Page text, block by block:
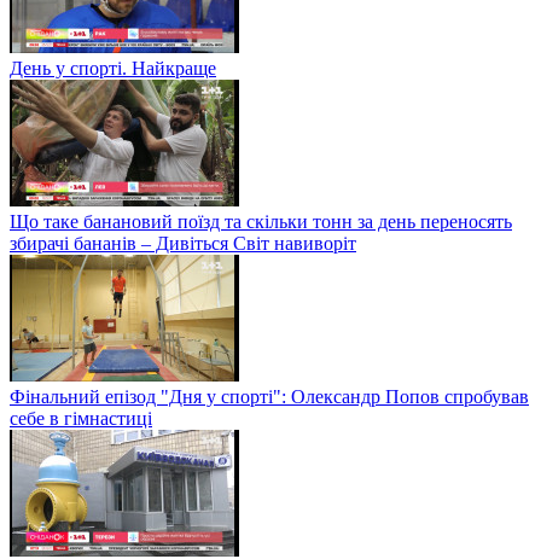
День у спорті. Найкраще
Що таке банановий поїзд та скільки тонн за день переносять
збирачі бананів – Дивіться Світ навиворіт
Фінальний епізод "Дня у спорті": Олександр Попов спробував
себе в гімнастиці